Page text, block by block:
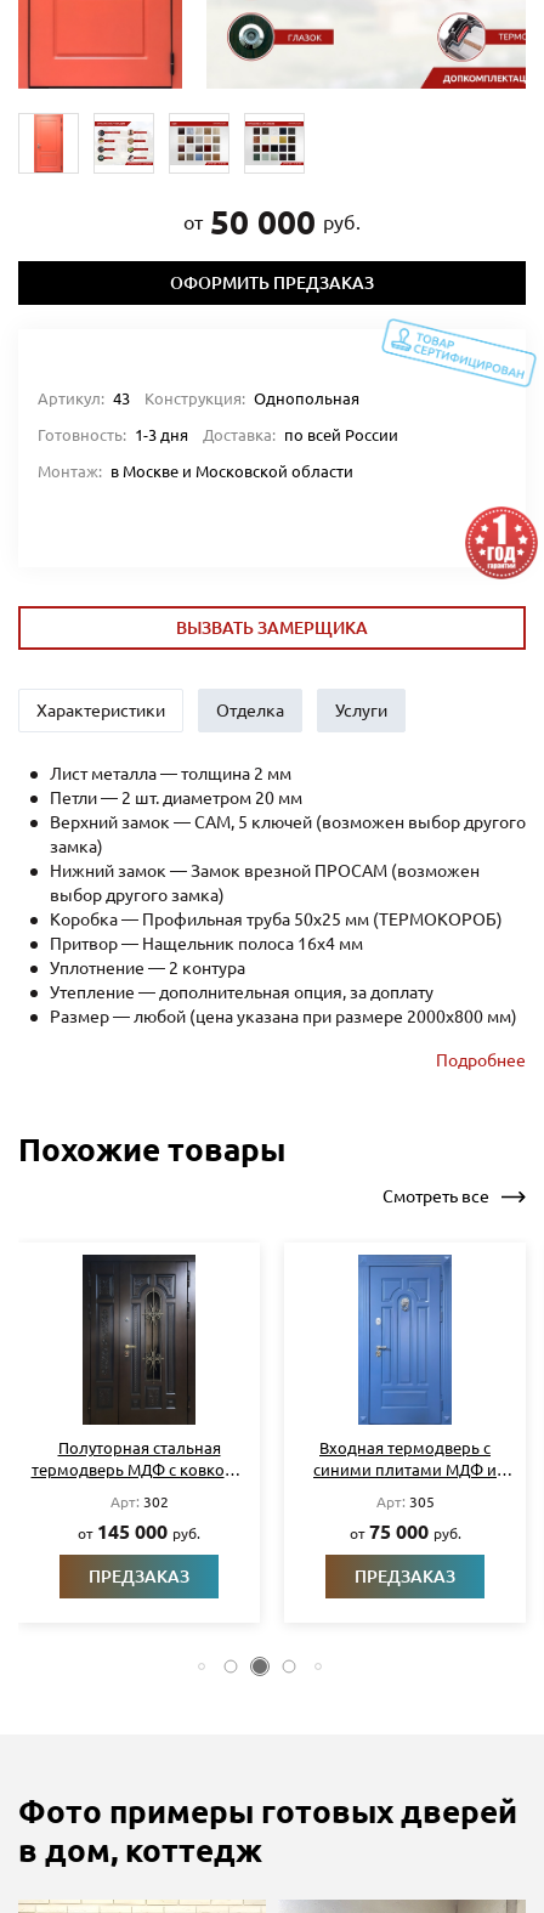
от 50 000 руб.
ОФОРМИТЬ ПРЕДЗАКАЗ
Артикул: 43 Конструкция: Однопольная
Готовность: 1-3 дня Доставка: по всей России
Монтаж: в Москве и Московской области
ВЫЗВАТЬ ЗАМЕРЩИКА
Характеристики Отделка Услуги
Лист металла — толщина 2 мм
Петли — 2 шт. диаметром 20 мм
Верхний замок — САМ, 5 ключей (возможен выбор другого
замка)
Нижний замок — Замок врезной ПРОСАМ (возможен
выбор другого замка)
Коробка — Профильная труба 50х25 мм (ТЕРМОКОРОБ)
Притвор — Нащельник полоса 16х4 мм
Уплотнение — 2 контура
Утепление — дополнительная опция, за доплату
Размер — любой (цена указана при размере 2000x800 мм)
Подробнее
Похожие товары
Смотреть все
Полуторная стальная
термодверь МДФ с ковкой и
Арт: 302
от 145 000 руб.
ПРЕДЗАКАЗ
Входная термодверь с
синими плитами МДФ и
Арт: 305
от 75 000 руб.
ПРЕДЗАКАЗ
Фото примеры готовых дверей
в дом, коттедж